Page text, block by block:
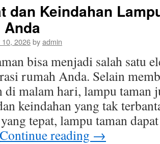
dan Keindahan
Anda
10, 2026byadmin
bisa menjadi salah satu
rumah Anda. Selain
di malam hari, lampu taman
keindahan yang tak
tepat, lampu taman
Continue reading →